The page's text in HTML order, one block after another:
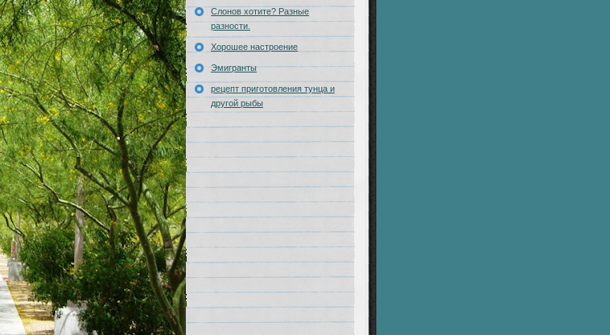
Слонов хотите? Разные
разности.
Хорошее настроение
Эмигранты
рецепт приготовления тунца и
другой рыбы